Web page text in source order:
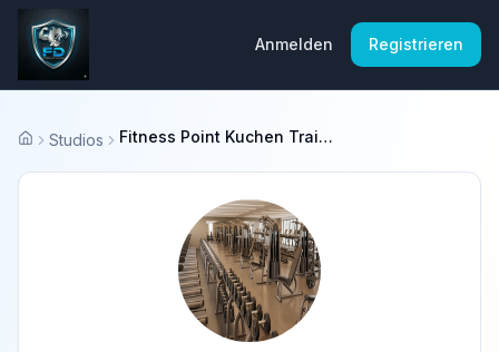
Anmelden Registrieren
Startseite
Studios Fitness Point Kuchen Trainer